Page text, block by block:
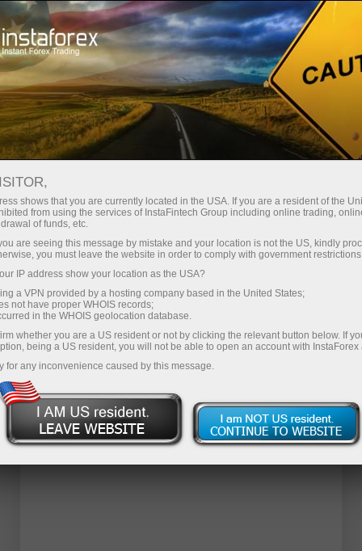
For Traders Analytical Reviews Technical analysis
15.06.2026: Forex Analysis &
Reviews: Forex forecast 15/06/2026:
EUR/USD, USD/JPY, GBP/USD, SP500,
OIL, BTC
เปิดบัญชีซื้อขาย
เปิดบัญชีเดโม่
shows that you are currently located in the USA. If you are a resident of the
from using the services of InstaFintech Group including online trading,
of funds, etc.
are seeing this message by mistake and your location is not the US, kindly
you must leave the website in order to comply with government
IP address show your location as the USA?
a VPN provided by a hosting company based in the United States;
not have proper WHOIS records;
in the WHOIS geolocation database.
whether you are a US resident or not by clicking the relevant button below. If
being a US resident, you will not be able to open an account with InstaForex
for any inconvenience caused by this message.